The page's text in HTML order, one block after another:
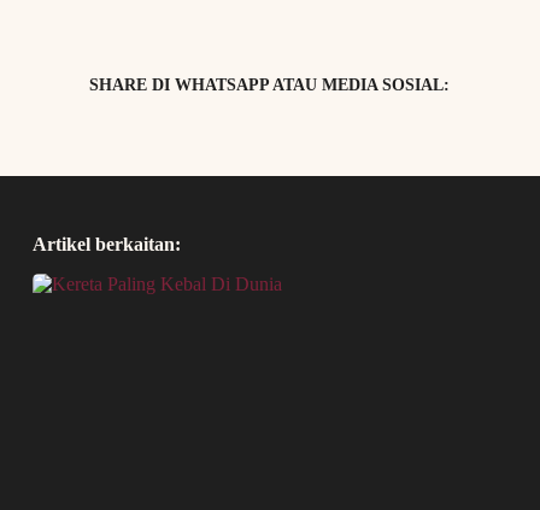
SHARE DI WHATSAPP ATAU MEDIA SOSIAL:
Artikel berkaitan: